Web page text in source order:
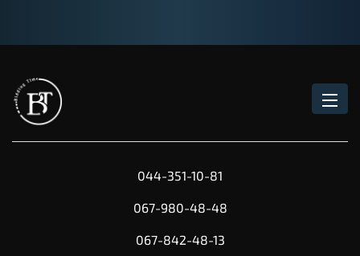
044-351-10-81
067-980-48-48
067-842-48-13